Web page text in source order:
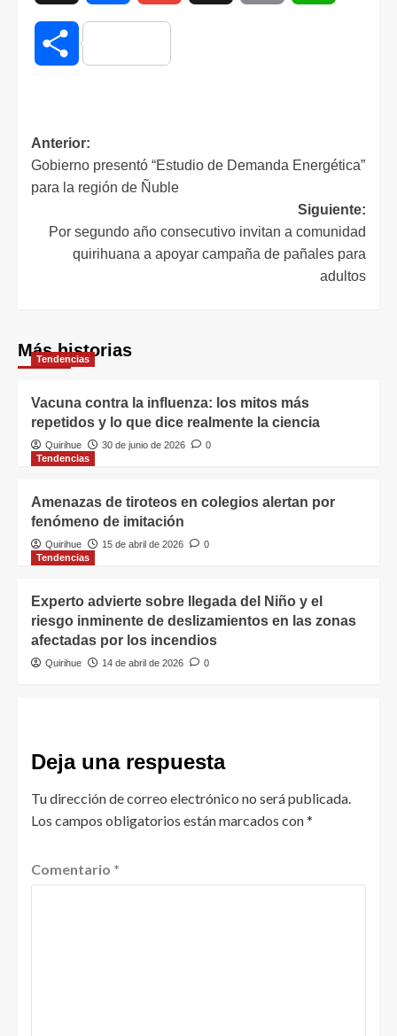
Compartir
Anterior:
Gobierno presentó “Estudio de Demanda Energética”
para la región de Ñuble
Siguiente:
Por segundo año consecutivo invitan a comunidad
quirihuana a apoyar campaña de pañales para
adultos
Más historias
Tendencias
Vacuna contra la influenza: los mitos más
repetidos y lo que dice realmente la ciencia
Quirihue 30 de junio de 2026
0
Tendencias
Amenazas de tiroteos en colegios alertan por
fenómeno de imitación
Quirihue 15 de abril de 2026
0
Tendencias
Experto advierte sobre llegada del Niño y el
riesgo inminente de deslizamientos en las zonas
afectadas por los incendios
Quirihue 14 de abril de 2026 0
Deja una respuesta
Tu dirección de correo electrónico no será publicada.
Los campos obligatorios están marcados con*
Comentario *